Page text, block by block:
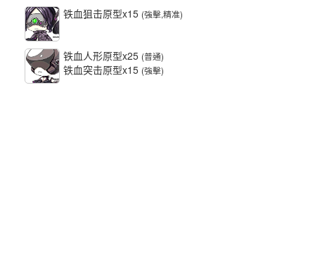
铁血狙击原型x15 (強擊,精准)
铁血人形原型x25 (普通)
铁血突击原型x15 (強擊)